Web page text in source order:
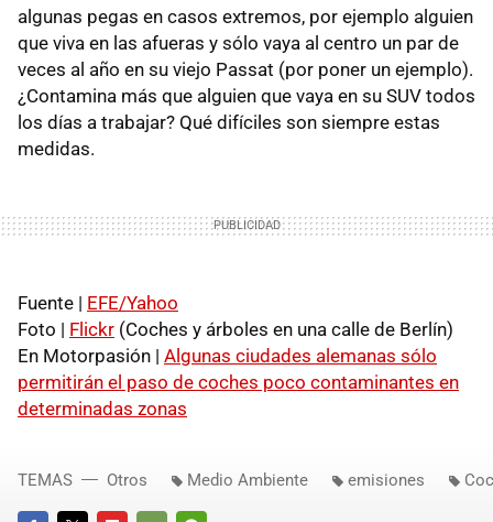
algunas pegas en casos extremos, por ejemplo alguien
que viva en las afueras y sólo vaya al centro un par de
veces al año en su viejo Passat (por poner un ejemplo).
¿Contamina más que alguien que vaya en su SUV todos
los días a trabajar? Qué difíciles son siempre estas
medidas.
Fuente | EFE/Yahoo
Foto | Flickr (Coches y árboles en una calle de Berlín)
En Motorpasión | Algunas ciudades alemanas sólo
permitirán el paso de coches poco contaminantes en
determinadas zonas
TEMAS Otros Medio Ambiente emisiones